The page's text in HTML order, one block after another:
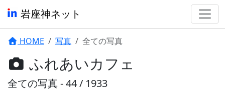
岩座神ネット
HOME 写真 全ての写真
ふれあいカフェ
全ての写真 - 44 / 1933